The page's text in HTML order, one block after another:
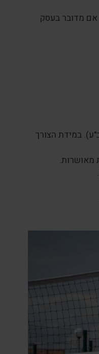
אם מדובר בעסק
במידת הצורך
מאושרות.